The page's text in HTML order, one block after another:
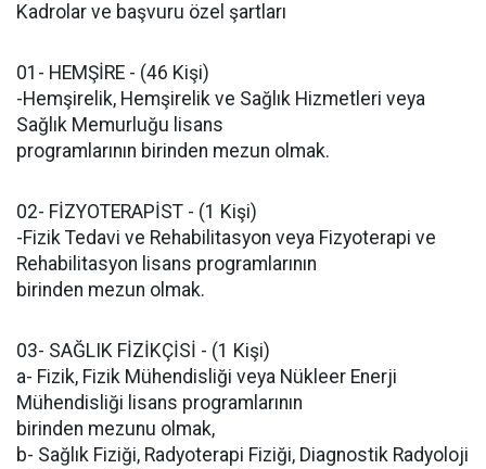
Kadrolar ve başvuru özel şartları
01- HEMŞİRE - (46 Kişi)
-Hemşirelik, Hemşirelik ve Sağlık Hizmetleri veya
Sağlık Memurluğu lisans
programlarının birinden mezun olmak.
02- FİZYOTERAPİST - (1 Kişi)
-Fizik Tedavi ve Rehabilitasyon veya Fizyoterapi ve
Rehabilitasyon lisans programlarının
birinden mezun olmak.
03- SAĞLIK FİZİKÇİSİ - (1 Kişi)
a- Fizik, Fizik Mühendisliği veya Nükleer Enerji
Mühendisliği lisans programlarının
birinden mezunu olmak,
b- Sağlık Fiziği, Radyoterapi Fiziği, Diagnostik Radyoloji